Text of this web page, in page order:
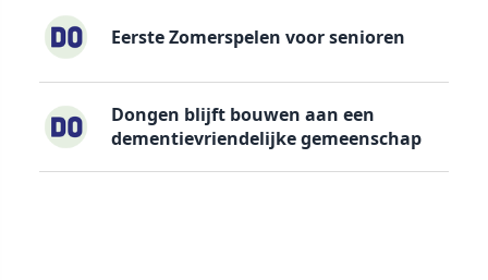
Eerste Zomerspelen voor senioren
Dongen blijft bouwen aan een
dementievriendelijke gemeenschap